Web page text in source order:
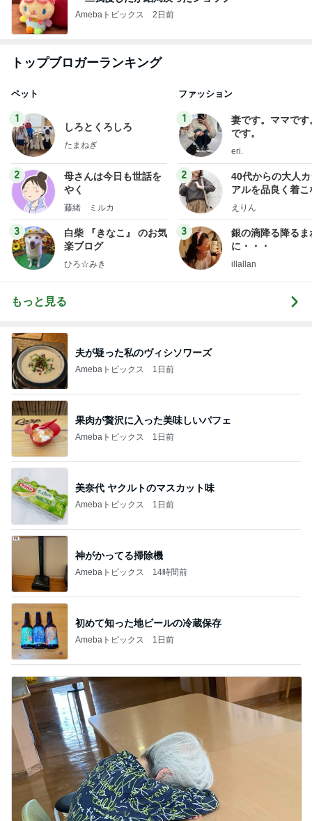
Amebaトピックス 2日前
トップブロガーランキング
ペット
1
しろとくろしろ
たまねぎ
2
母さんは今日も世話を
やく
藤緒 ミルカ
3
白柴 『きなこ』 のお気
楽ブログ
ひろ☆みき
ファッション
1
妻です。ママです
です。
eri.
2
40代からの大人
アルを品良く着こ
ファッションブロ
えりん
3
銀の滴降る降るま
に・・・
illallan
もっと見る
夫が疑った私のヴィシソワーズ
Amebaトピックス 1日前
果肉が贅沢に入った美味しいパフェ
Amebaトピックス 1日前
美奈代 ヤクルトのマスカット味
Amebaトピックス 1日前
神がかってる掃除機
Amebaトピックス 14時間前
初めて知った地ビールの冷蔵保存
Amebaトピックス 1日前